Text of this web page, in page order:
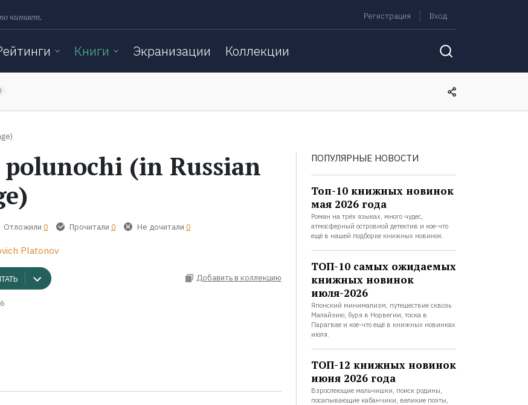
читает. Регистрация Вход
Книги Экранизации Коллекции
polunochi (in Russian
Отложили 0 Прочитали 0 Не дочитали 0
Platonov
Добавить в коллекцию
ПОПУЛЯРНЫЕ НОВОСТИ
Топ-10 книжных новинок
мая 2026 года
Роман на трёх языках, много чудес,
атмосферный островной детектив и кое-что
ещё в нашей подборке книжных новинок.
ТОП-10 самых ожидаемых
книжных новинок
июля-2026
Японский минимализм, путешествие сквозь
Малайзию, буря в Норвегии, тоска в
Парагвае и кое-что ещё в книжных новинках
июля.
ТОП-12 книжных новинок
июня 2026 года
Взрослеющие мальчишки, поиск родины,
посапывающие кабанчики, великие поэты,